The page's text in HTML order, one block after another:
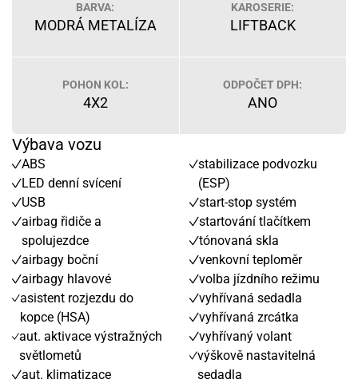
BARVA:
MODRÁ METALÍZA
KAROSERIE:
LIFTBACK
POHON KOL:
4X2
ODPOČET DPH:
ANO
Výbava vozu
ABS
LED denní svícení
USB
airbag řidiče a
spolujezdce
airbagy boční
airbagy hlavové
asistent rozjezdu do
kopce (HSA)
aut. aktivace výstražných
světlometů
aut. klimatizace
stabilizace podvozku
(ESP)
start-stop systém
startování tlačítkem
tónovaná skla
venkovní teploměr
volba jízdního režimu
vyhřívaná sedadla
vyhřívaná zrcátka
vyhřívaný volant
výškově nastavitelná
sedadla